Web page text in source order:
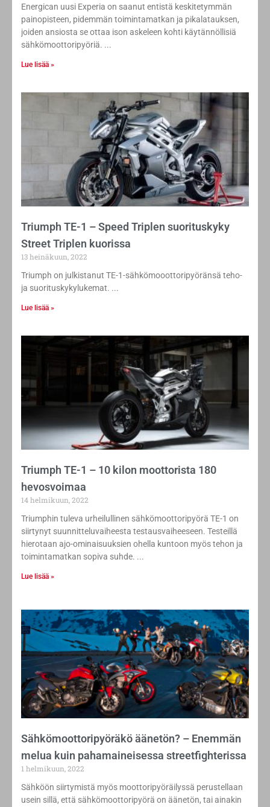
Energican uusi Experia on saanut entistä keskitetymmän
painopisteen, pidemmän toimintamatkan ja pikalatauksen,
joiden ansiosta se ottaa ison askeleen kohti käytännöllisiä
sähkömoottoripyöriä.
Lue lisää »
Triumph TE-1 – Speed Triplen suorituskyky
Street Triplen kuorissa
13 heinäkuun, 2022
Triumph on julkistanut TE-1-sähkömooottoripyöränsä teho-
ja suorituskykylukemat.
Lue lisää »
Triumph TE-1 – 10 kilon moottorista 180
hevosvoimaa
14 helmikuun, 2022
Triumphin tuleva urheilullinen sähkömoottoripyörä TE-1 on
siirtynyt suunnitteluvaiheesta testausvaiheeseen. Testeillä
hierotaan ajo-ominaisuuksien ohella kuntoon myös tehon ja
toimintamatkan sopiva suhde.
Lue lisää »
Sähkömoottoripyöräkö äänetön? – Enemmän
melua kuin pahamaineisessa streetfighterissa
1 helmikuun, 2022
Sähköön siirtymistä myös moottoripyöräilyssä perustellaan
usein sillä, että sähkömoottoripyörä on äänetön, tai ainakin